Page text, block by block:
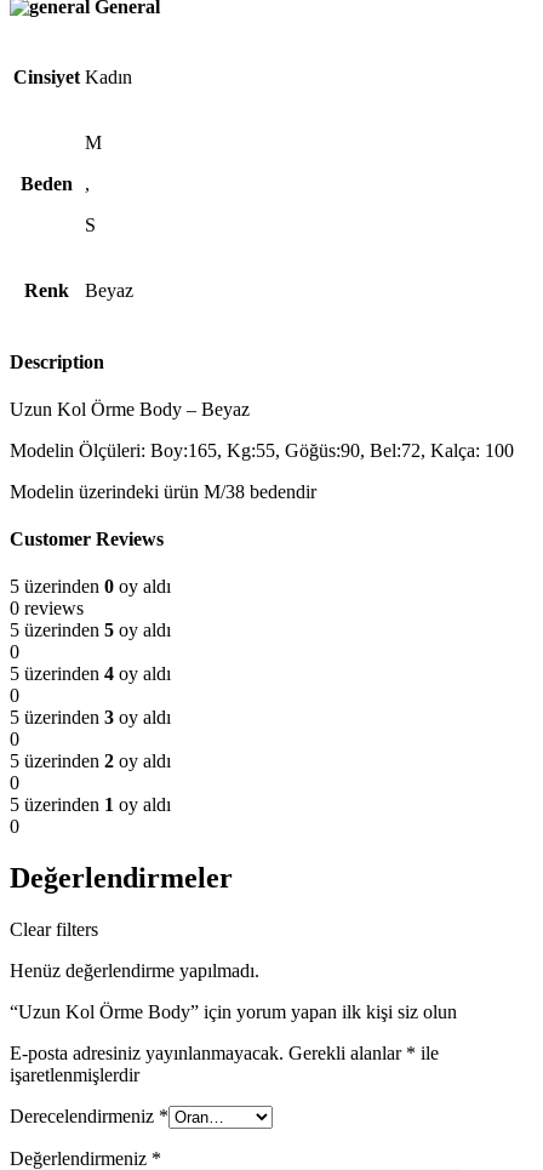
General
Cinsiyet Kadın
Beden
M
,
S
Renk Beyaz
Description
Uzun Kol Örme Body – Beyaz
Modelin Ölçüleri: Boy:165, Kg:55, Göğüs:90, Bel:72, Kalça: 100
Modelin üzerindeki ürün M/38 bedendir
Customer Reviews
5 üzerinden 0 oy aldı
0 reviews
5 üzerinden 5 oy aldı
0
5 üzerinden 4 oy aldı
0
5 üzerinden 3 oy aldı
0
5 üzerinden 2 oy aldı
0
5 üzerinden 1 oy aldı
0
Değerlendirmeler
Clear filters
Henüz değerlendirme yapılmadı.
“Uzun Kol Örme Body” için yorum yapan ilk kişi siz olun
E-posta adresiniz yayınlanmayacak. Gerekli alanlar * ile
işaretlenmişlerdir
Derecelendirmeniz *
Değerlendirmeniz *